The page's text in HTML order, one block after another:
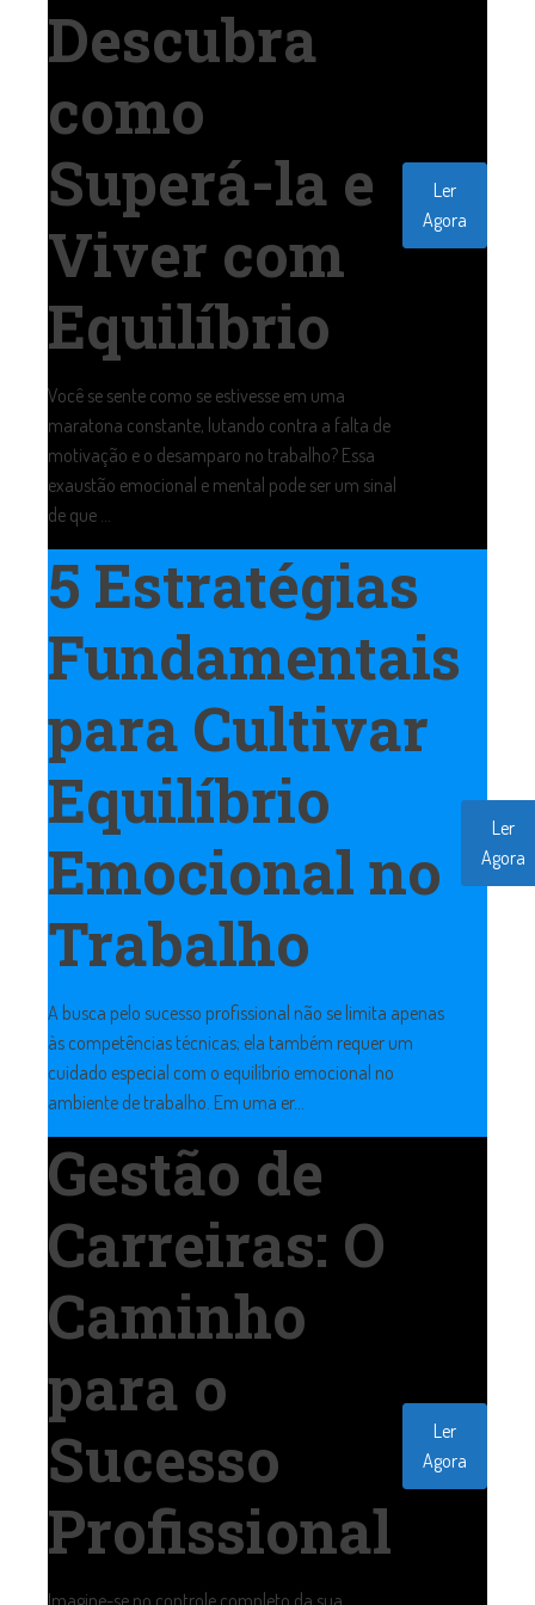
Descubra
como
Superá-la e
Viver com
Equilíbrio
Você se sente como se estivesse em uma
maratona constante, lutando contra a falta de
motivação e o desamparo no trabalho? Essa
exaustão emocional e mental pode ser um sinal
de que ...
Ler
Agora
5 Estratégias
Fundamentais
para Cultivar
Equilíbrio
Emocional no
Trabalho
A busca pelo sucesso profissional não se limita apenas
às competências técnicas; ela também requer um
cuidado especial com o equilíbrio emocional no
ambiente de trabalho. Em uma er...
Ler
Agora
Gestão de
Carreiras: O
Caminho
para o
Sucesso
Profissional
Ler
Agora